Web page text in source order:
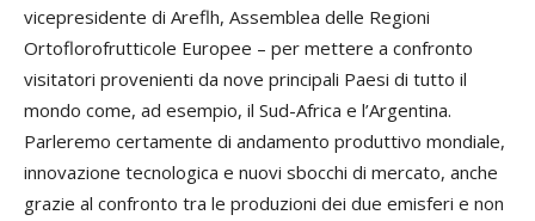
vicepresidente di Areflh, Assemblea delle Regioni
Ortoflorofrutticole Europee – per mettere a confronto
visitatori provenienti da nove principali Paesi di tutto il
mondo come, ad esempio, il Sud-Africa e l’Argentina.
Parleremo certamente di andamento produttivo mondiale,
innovazione tecnologica e nuovi sbocchi di mercato, anche
grazie al confronto tra le produzioni dei due emisferi e non